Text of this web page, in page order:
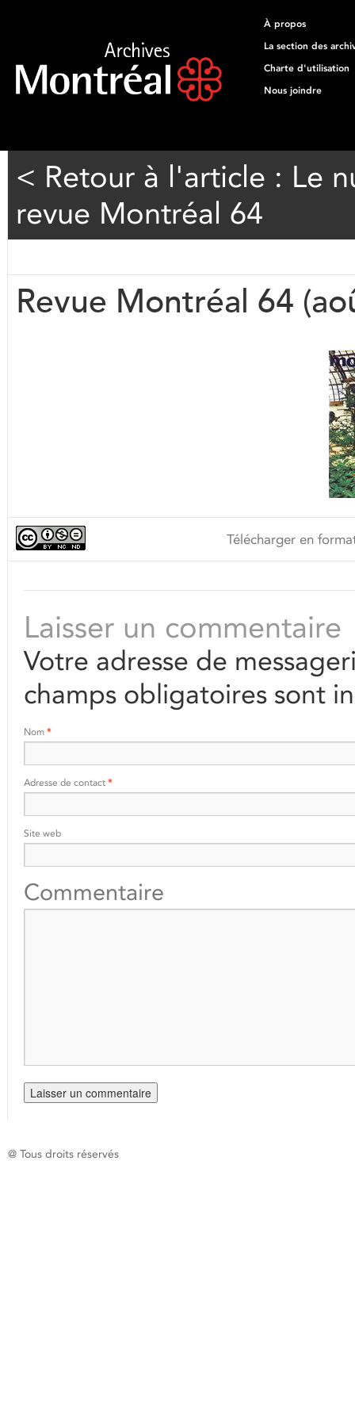
À propos
La section des
Charte d'utilisation
Nous joindre
< Retour à l'article : Le
revue Montréal 64
Revue Montréal 64
Télécharger en
Laisser un commentaire
Votre adresse de
champs obligatoires sont
Nom *
Adresse de contact *
Site web
Commentaire
@ Tous droits réservés